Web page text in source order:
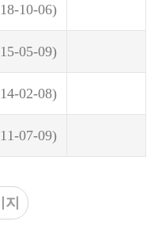
10-06)
05-09)
02-08)
07-09)